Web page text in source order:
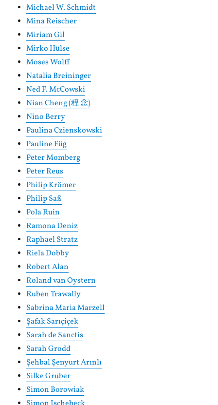
Michael W. Schmidt
Mina Reischer
Miriam Gil
Mirko Hülse
Moses Wolff
Natalia Breininger
Ned F. McCowski
Nian Cheng (程 念)
Nino Berry
Paulina Czienskowski
Pauline Füg
Peter Momberg
Peter Reus
Philip Krömer
Philip Saß
Pola Ruin
Ramona Deniz
Raphael Stratz
Riela Dobby
Robert Alan
Roland van Oystern
Ruben Trawally
Sabrina Maria Marzell
Şafak Sarıçiçek
Sarah de Sanctis
Sarah Grodd
Şehbal Şenyurt Arınlı
Silke Gruber
Simon Borowiak